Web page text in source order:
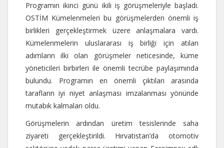
Programın ikinci günü ikili iş görüşmeleriyle başladı.
OSTİM Kümelenmeleri bu görüşmelerden önemli iş
birlikleri gerçekleştirmek üzere anlaşmalara vardı.
Kümelenmelerin uluslararası iş birliği için atılan
adımların ilki olan görüşmeler neticesinde, küme
yöneticileri birbirleri ile önemli tecrübe paylaşımında
bulundu. Programın en önemli çıktıları arasında
tarafların iyi niyet anlaşması imzalanması yönünde
mutabık kalmaları oldu.
Görüşmelerin ardından üretim tesislerinde saha
ziyareti gerçekleştirildi. Hırvatistan’da otomotiv